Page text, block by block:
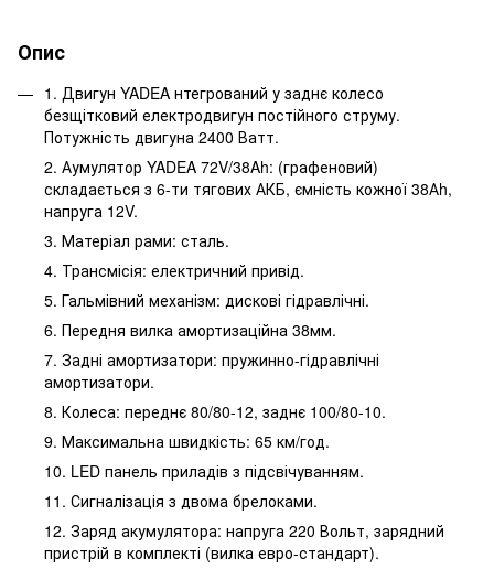
Опис
1. Двигун YADEA нтегрований у заднє колесо
безщітковий електродвигун постійного струму.
Потужність двигуна 2400 Ватт.
2. Аумулятор YADEA 72V/38Ah: (графеновий)
складається з 6-ти тягових АКБ, ємність кожної 38Аh,
напруга 12V.
3. Матеріал рами: сталь.
4. Трансмісія: електричний привід.
5. Гальмівний механізм: дискові гідравлічні.
6. Передня вилка амортизаційна 38мм.
7. Задні амортизатори: пружинно-гідравлічні
амортизатори.
8. Колеса: переднє 80/80-12, заднє 100/80-10.
9. Максимальна швидкість: 65 км/год.
10. LED панель приладів з підсвічуванням.
11. Сигналізація з двома брелоками.
12. Заряд акумулятора: напруга 220 Вольт, зарядний
пристрій в комплекті (вилка евро-стандарт).